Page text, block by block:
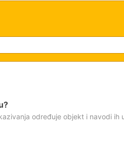
određuje objekt i navodi ih